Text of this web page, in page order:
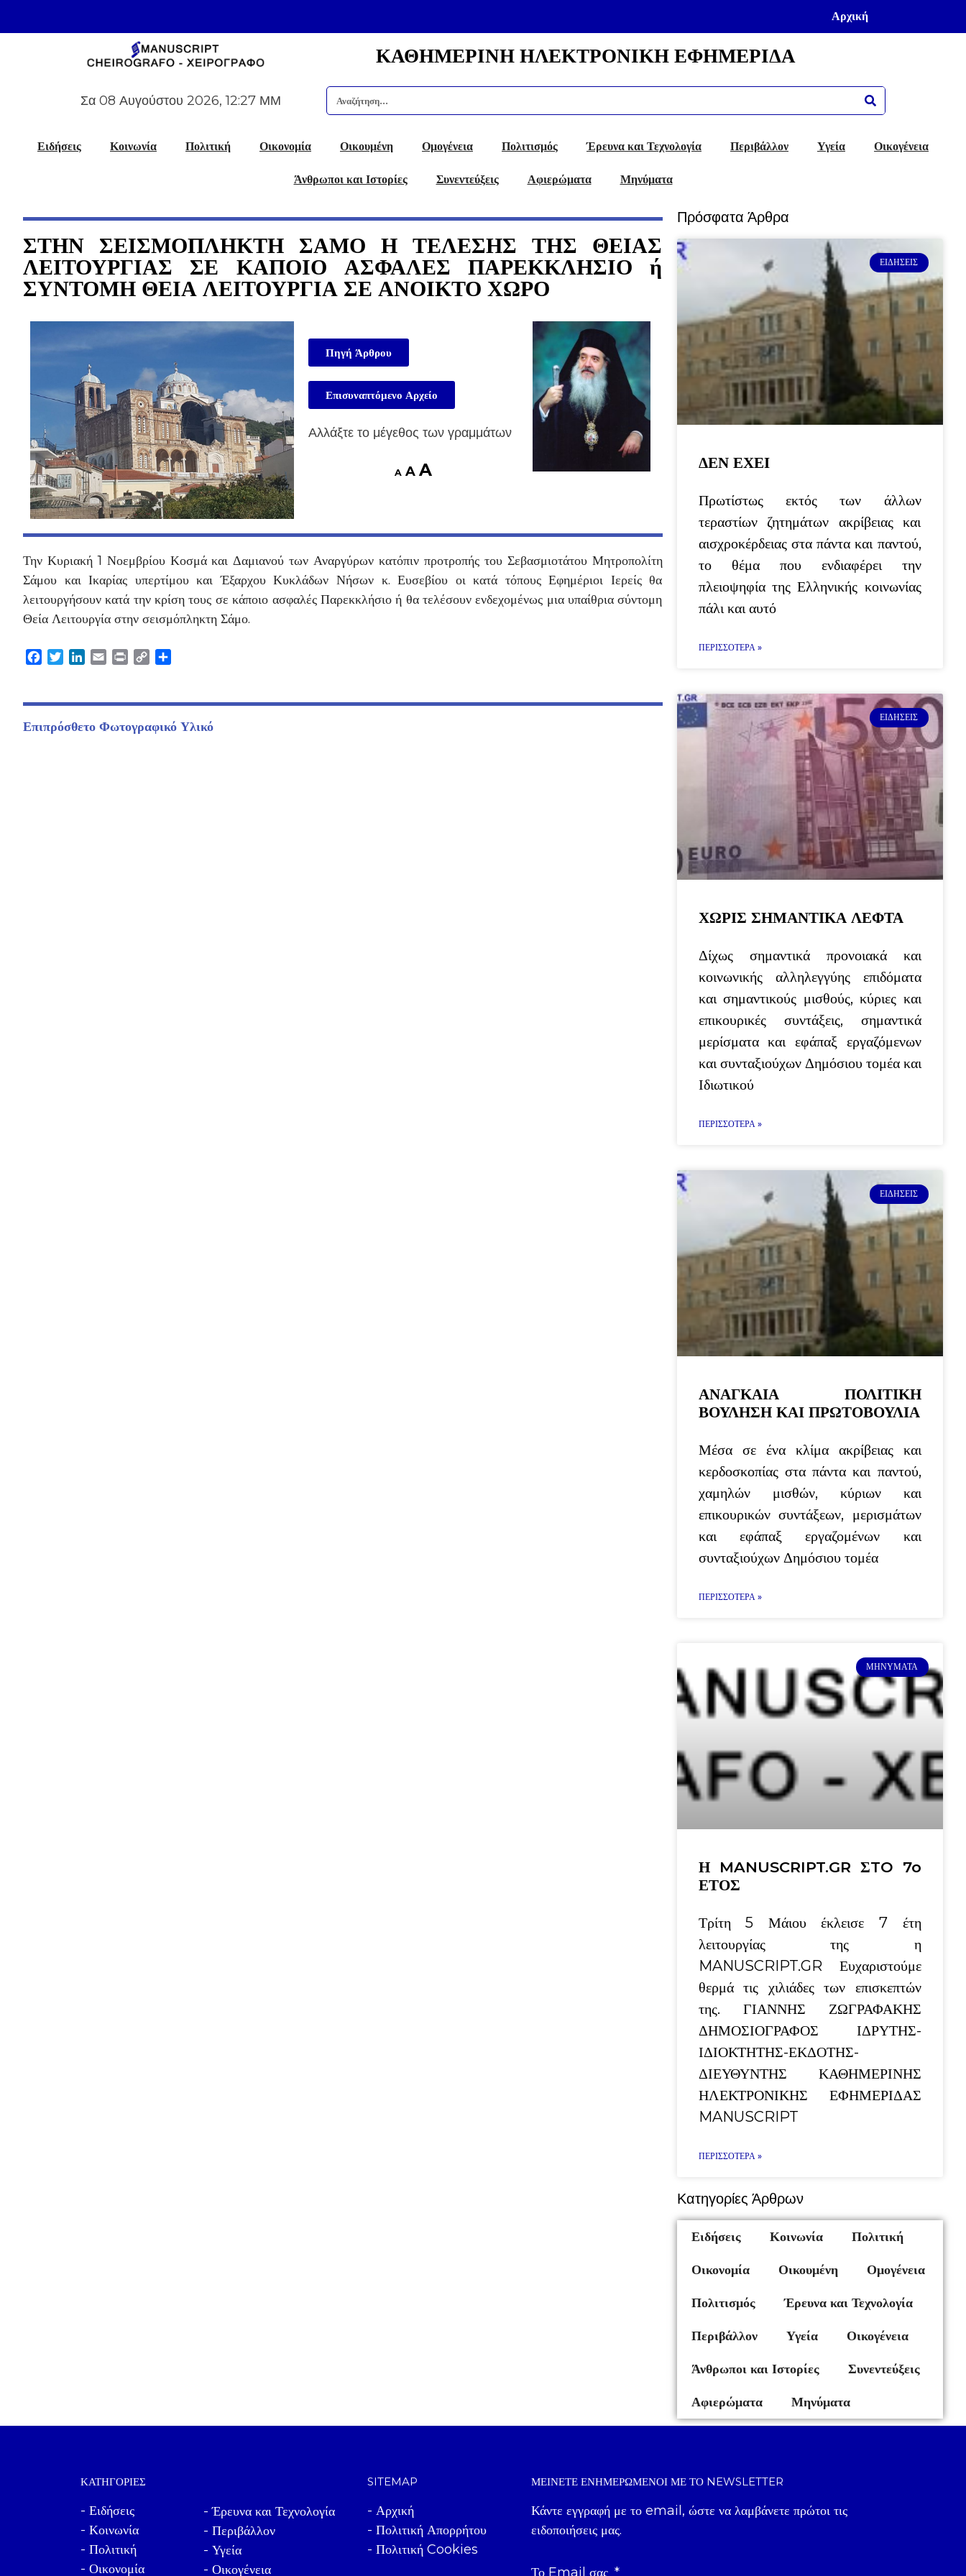
Αρχική
ΚΑΘΗΜΕΡΙΝΗ ΗΛΕΚΤΡΟΝΙΚΗ ΕΦΗΜΕΡΙΔΑ
Σα 08 Αυγούστου 2026, 12:27 ΜΜ
Ειδήσεις Κοινωνία Πολιτική Οικονομία Οικουμένη Ομογένεια Πολιτισμός Έρευνα και Τεχνολογία Περιβάλλον Υγεία Οικογένεια
Άνθρωποι και Ιστορίες Συνεντεύξεις Αφιερώματα Μηνύματα
ΣΤΗΝ ΣΕΙΣΜΟΠΛΗΚΤΗ ΣΑΜΟ Η ΤΕΛΕΣΗΣ ΤΗΣ ΘΕΙΑΣ
ΛΕΙΤΟΥΡΓΙΑΣ ΣΕ ΚΑΠΟΙΟ ΑΣΦΑΛΕΣ ΠΑΡΕΚΚΛΗΣΙΟ ή
ΣΥΝΤΟΜΗ ΘΕΙΑ ΛΕΙΤΟΥΡΓΙΑ ΣΕ ΑΝΟΙΚΤΟ ΧΩΡΟ
Πηγή Άρθρου
Επισυναπτόμενο Αρχείο
Αλλάξτε το μέγεθος των γραμμάτων
A A A
Την Κυριακή 1 Νοεμβρίου Κοσμά και Δαμιανού των Αναργύρων κατόπιν προτροπής του Σεβασμιοτάτου Μητροπολίτη
Σάμου και Ικαρίας υπερτίμου και Έξαρχου Κυκλάδων Νήσων κ. Ευσεβίου οι κατά τόπους Εφημέριοι Ιερείς θα
λειτουργήσουν κατά την κρίση τους σε κάποιο ασφαλές Παρεκκλήσιο ή θα τελέσουν ενδεχομένως μια υπαίθρια σύντομη
Θεία Λειτουργία στην σεισμόπληκτη Σάμο.
Facebook
TwitterLinkedIn
EmailPrint Copy
Επιπρόσθετο Φωτογραφικό Υλικό
Πρόσφατα Άρθρα
ΕΙΔΉΣΕΙΣ
ΔΕΝ ΕΧΕΙ
Πρωτίστως εκτός των άλλων
τεραστίων ζητημάτων ακρίβειας και
αισχροκέρδειας στα πάντα και παντού,
το θέμα που ενδιαφέρει την
πλειοψηφία της Ελληνικής κοινωνίας
πάλι και αυτό
ΠΕΡΙΣΣΌΤΕΡΑ »
ΕΙΔΉΣΕΙΣ
ΧΩΡΙΣ ΣΗΜΑΝΤΙΚΑ ΛΕΦΤΑ
Δίχως σημαντικά προνοιακά και
κοινωνικής αλληλεγγύης επιδόματα
και σημαντικούς μισθούς, κύριες και
επικουρικές συντάξεις, σημαντικά
μερίσματα και εφάπαξ εργαζόμενων
και συνταξιούχων Δημόσιου τομέα και
Ιδιωτικού
ΠΕΡΙΣΣΌΤΕΡΑ »
ΕΙΔΉΣΕΙΣ
ΑΝΑΓΚΑΙΑ ΠΟΛΙΤΙΚΗ
ΒΟΥΛΗΣΗ ΚΑΙ ΠΡΩΤΟΒΟΥΛΙΑ
Μέσα σε ένα κλίμα ακρίβειας και
κερδοσκοπίας στα πάντα και παντού,
χαμηλών μισθών, κύριων και
επικουρικών συντάξεων, μερισμάτων
και εφάπαξ εργαζομένων και
συνταξιούχων Δημόσιου τομέα
ΠΕΡΙΣΣΌΤΕΡΑ »
ΜΗΝΎΜΑΤΑ
Η MANUSCRIPT.GR ΣTO 7o
ΕΤΟΣ
Τρίτη 5 Μάιου έκλεισε 7 έτη
λειτουργίας της η
MANUSCRIPT.GR Ευχαριστούμε
θερμά τις χιλιάδες των επισκεπτών
της. ΓΙΑΝΝΗΣ ΖΩΓΡΑΦΑΚΗΣ
ΔΗΜΟΣΙΟΓΡΑΦΟΣ ΙΔΡΥΤΗΣ-
ΙΔΙΟΚΤΗΤΗΣ-ΕΚΔΟΤΗΣ-
ΔΙΕΥΘΥΝΤΗΣ ΚΑΘΗΜΕΡΙΝΗΣ
ΗΛΕΚΤΡΟΝΙΚΗΣ ΕΦΗΜΕΡΙΔΑΣ
MANUSCRIPT
ΠΕΡΙΣΣΌΤΕΡΑ »
Κατηγορίες Άρθρων
Ειδήσεις Κοινωνία Πολιτική
Οικονομία Οικουμένη Ομογένεια
Πολιτισμός Έρευνα και Τεχνολογία
Περιβάλλον Υγεία Οικογένεια
Άνθρωποι και Ιστορίες Συνεντεύξεις
Αφιερώματα Μηνύματα
ΚΑΤΗΓΟΡΊΕΣ
- Ειδήσεις
- Κοινωνία
- Πολιτική
- Οικονομία
- Έρευνα και Τεχνολογία
- Περιβάλλον
- Υγεία
- Οικογένεια
SITEMAP
- Αρχική
- Πολιτική Απορρήτου
- Πολιτική Cookies
ΜΕΊΝΕΤΕ ΕΝΗΜΕΡΩΜΈΝΟΙ ΜΕ ΤΟ NEWSLETTER
Κάντε εγγραφή με το email, ώστε να λαμβάνετε πρώτοι τις
ειδοποιήσεις μας.
Το Email σας